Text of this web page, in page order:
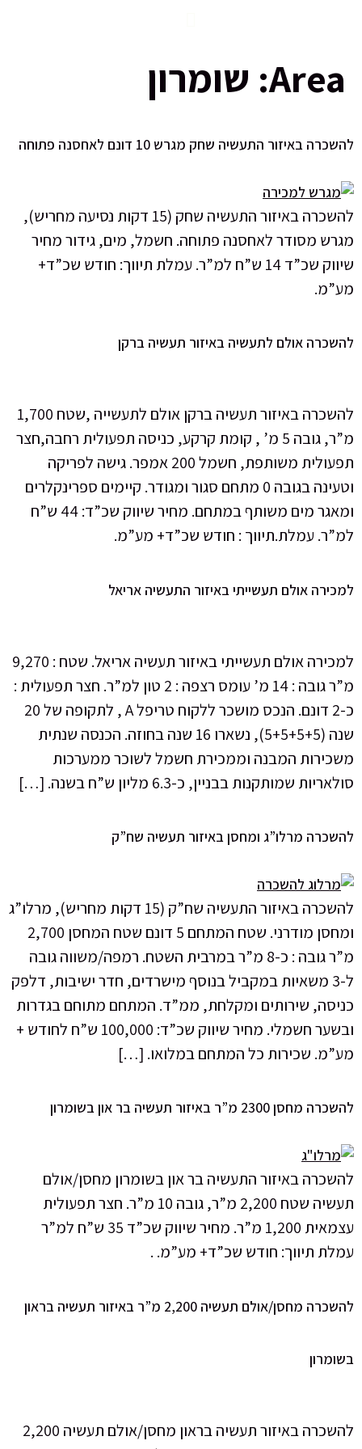
שומרון
באיזור התעשיה שחק מגרש 10 דונם לאחסנה פתוחה
להשכרה באיזור התעשיה שחק (15 דקות נסיעה מחריש),
מסודר לאחסנה פתוחה. חשמל, מים, גידור מחיר
שיווק שכ”ד 14 ש”ח למ”ר. עמלת תיווך: חודש שכ”ד+
אולם לתעשיה באיזור תעשיה ברקן
להשכרה באיזור תעשיה ברקן אולם לתעשייה ,שטח 1,700
מ”ר, גובה 5 מ’ , קומת קרקע, כניסה תפעולית רחבה,חצר
תפעולית משותפת, חשמל 200 אמפר. גישה לפריקה
וטעינה בגובה 0 מתחם סגור ומגודר. קיימים ספרינקלרים
ומאגר מים משותף במתחם. מחיר שיווק שכ”ד: 44 ש”ח
עמלת.תיווך : חודש שכ”ד+ מע”מ.
אולם תעשייתי באיזור התעשיה אריאל
למכירה אולם תעשייתי באיזור תעשיה אריאל. שטח : 9,270
מ”ר גובה : 14 מ’ עומס רצפה : 2 טון למ”ר. חצר תפעולית :
כ-2 דונם. הנכס מושכר ללקוח טריפל A , לתקופה של 20
שנה (5+5+5+5), נשארו 16 שנה בחוזה. הכנסה שנתית
המבנה וממכירת חשמל לשוכר ממערכות
שמותקנות בבניין, כ-6.3 מליון ש”ח בשנה. […]
מרלו”ג ומחסן באיזור תעשיה שח”ק
להשכרה באיזור התעשיה שח”ק (15 דקות מחריש), מרלו”ג
ומחסן מודרני. שטח המתחם 5 דונם שטח המחסן 2,700
מ”ר גובה : כ-8 מ”ר במרבית השטח. רמפה/משווה גובה
ל-3 משאיות במקביל בנוסף מישרדים, חדר ישיבות, דלפק
שירותים ומקלחת, ממ”ד. המתחם מתוחם בגדרות
ובשער חשמלי. מחיר שיווק שכ”ד: 100,000 ש”ח לחודש +
שכירות כל המתחם במלואו. […]
2300 מ”ר באיזור תעשיה בר און בשומרון
באיזור התעשיה בר און בשומרון מחסן/אולם
תעשיה שטח 2,200 מ”ר, גובה 10 מ”ר. חצר תפעולית
עצמאית 1,200 מ”ר. מחיר שיווק שכ”ד 35 ש”ח למ”ר
תיווך: חודש שכ”ד+ מע”מ. .
להשכרה מחסן/אולם תעשיה 2,200 מ”ר באיזור תעשיה בראון
להשכרה באיזור תעשיה בראון מחסן/אולם תעשיה 2,200